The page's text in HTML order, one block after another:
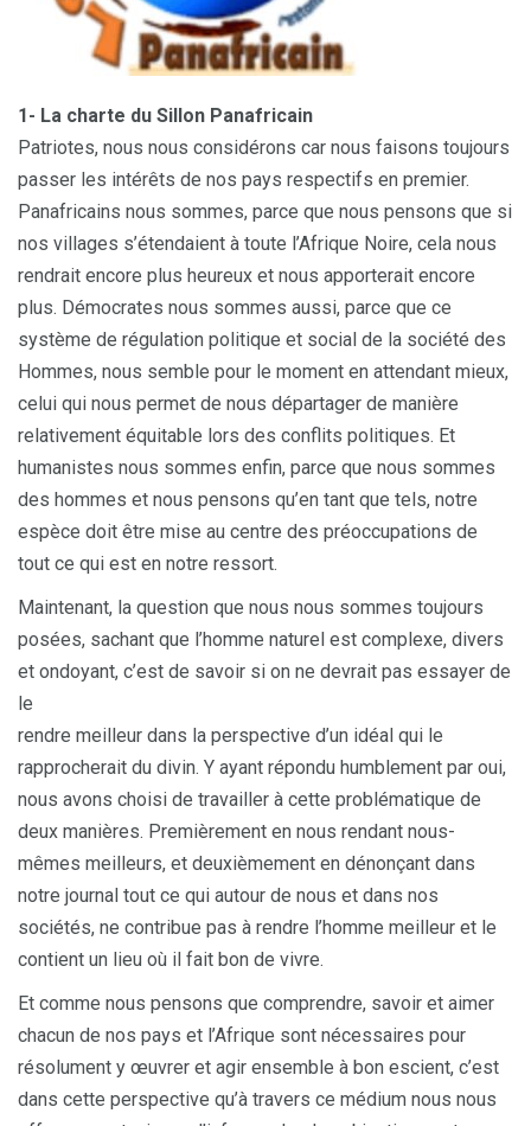
1- La charte du Sillon Panafricain
Patriotes, nous nous considérons car nous faisons toujours
passer les intérêts de nos pays respectifs en premier.
Panafricains nous sommes, parce que nous pensons que si
nos villages s’étendaient à toute l’Afrique Noire, cela nous
rendrait encore plus heureux et nous apporterait encore
plus. Démocrates nous sommes aussi, parce que ce
système de régulation politique et social de la société des
Hommes, nous semble pour le moment en attendant mieux,
celui qui nous permet de nous départager de manière
relativement équitable lors des conflits politiques. Et
humanistes nous sommes enfin, parce que nous sommes
des hommes et nous pensons qu’en tant que tels, notre
espèce doit être mise au centre des préoccupations de
tout ce qui est en notre ressort.
Maintenant, la question que nous nous sommes toujours
posées, sachant que l’homme naturel est complexe, divers
et ondoyant, c’est de savoir si on ne devrait pas essayer de
le
rendre meilleur dans la perspective d’un idéal qui le
rapprocherait du divin. Y ayant répondu humblement par oui,
nous avons choisi de travailler à cette problématique de
deux manières. Premièrement en nous rendant nous-
mêmes meilleurs, et deuxièmement en dénonçant dans
notre journal tout ce qui autour de nous et dans nos
sociétés, ne contribue pas à rendre l’homme meilleur et le
contient un lieu où il fait bon de vivre.
Et comme nous pensons que comprendre, savoir et aimer
chacun de nos pays et l’Afrique sont nécessaires pour
résolument y œuvrer et agir ensemble à bon escient, c’est
dans cette perspective qu’à travers ce médium nous nous